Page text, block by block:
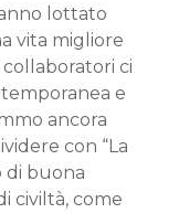
lottato
vita migliore
ci
e
ancora
con “La
di buona
civiltà, come